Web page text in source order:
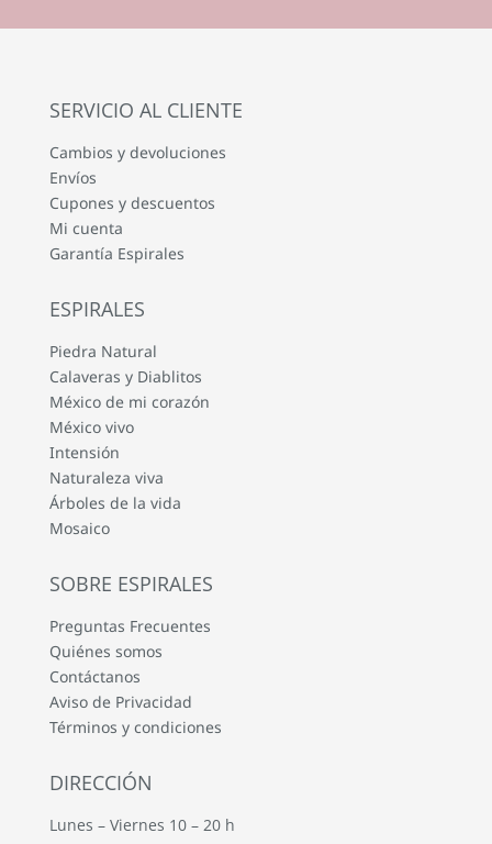
SERVICIO AL CLIENTE
Cambios y devoluciones
Envíos
Cupones y descuentos
Mi cuenta
Garantía Espirales
ESPIRALES
Piedra Natural
Calaveras y Diablitos
México de mi corazón
México vivo
Intensión
Naturaleza viva
Árboles de la vida
Mosaico
SOBRE ESPIRALES
Preguntas Frecuentes
Quiénes somos
Contáctanos
Aviso de Privacidad
Términos y condiciones
DIRECCIÓN
Lunes – Viernes 10 – 20 h